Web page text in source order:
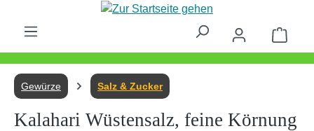
Zum Hauptinhalt springen
Gewürze Salz & Zucker
Kalahari Wüstensalz, feine Körnung